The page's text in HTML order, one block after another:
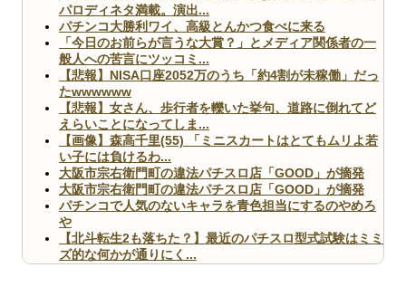
パロディネタ満載。演出...
パチンコ大勝利ワイ、高級とんかつ食べに来る
「今日のお前らが言うな大賞？」とメディア関係者の一
般人への苦言にツッコミ...
【悲報】NISA口座2052万のうち「約4割が未稼働」だっ
たwwwwww
【悲報】女さん、歩行者を轢いた挙句、道路に倒れてど
えらいことになってしま...
【画像】森高千里(55) 「ミニスカートはとてもムリよ若
い子には負けるわ...
大阪市宗右衛門町の違法パチスロ店「GOOD」が摘発
大阪市宗右衛門町の違法パチスロ店「GOOD」が摘発
パチンコで人気のないキャラを青色担当にするのやめろ
や
【北斗転生2も落ちた？】最近のパチスロ型式試験はミミ
ズ的な何かが通りにく...